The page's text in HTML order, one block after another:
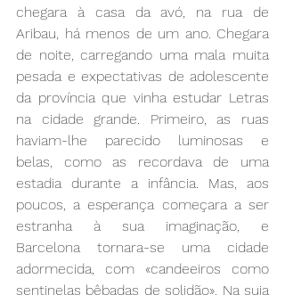
chegara à casa da avó, na rua de
Aribau, há menos de um ano. Chegara
de noite, carregando uma mala muita
pesada e expectativas de adolescente
da província que vinha estudar Letras
na cidade grande. Primeiro, as ruas
haviam-lhe parecido luminosas e
belas, como as recordava de uma
estadia durante a infância. Mas, aos
poucos, a esperança começara a ser
estranha à sua imaginação, e
Barcelona tornara-se uma cidade
adormecida, com «candeeiros como
sentinelas bêbadas de solidão». Na suja